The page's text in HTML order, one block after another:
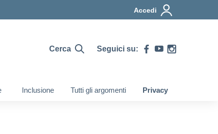
Accedi
Cerca Seguici su:
Inclusione Tutti gli argomenti Privacy